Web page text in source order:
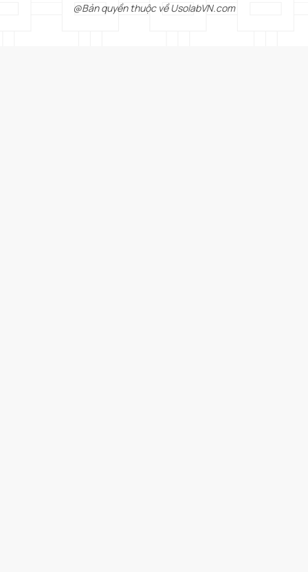
@Bản quyền thuộc về UsolabVN.com